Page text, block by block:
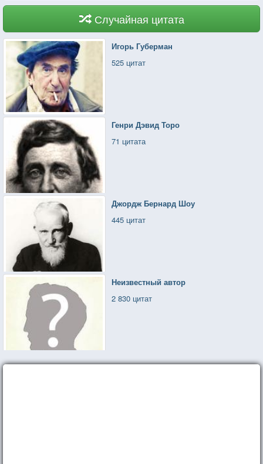
Случайная цитата
Игорь Губерман
525 цитат
Генри Дэвид Торо
71 цитата
Джордж Бернард Шоу
445 цитат
Неизвестный автор
2 830 цитат